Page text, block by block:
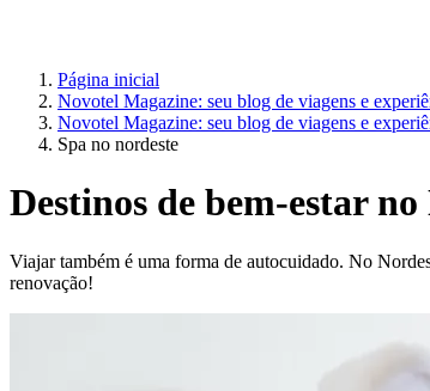
Página inicial
Novotel Magazine: seu blog de viagens e
Novotel Magazine: seu blog de viagens e
Spa no nordeste
Destinos de bem-estar
Viajar também é uma forma de autocuidado. No
renovação!